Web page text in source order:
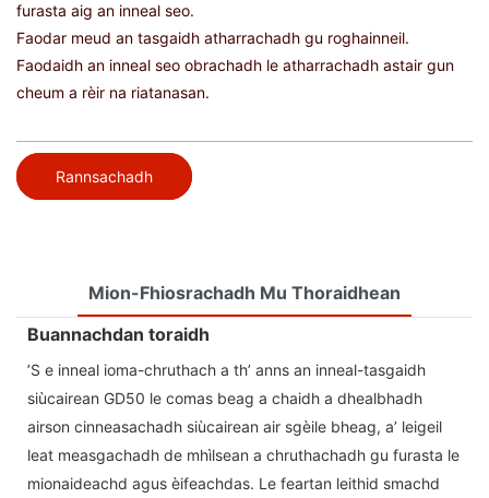
furasta aig an inneal seo.
Faodar meud an tasgaidh atharrachadh gu roghainneil.
Faodaidh an inneal seo obrachadh le atharrachadh astair gun
cheum a rèir na riatanasan.
Rannsachadh
Mion-Fhiosrachadh Mu Thoraidhean
Buannachdan toraidh
’S e inneal ioma-chruthach a th’ anns an inneal-tasgaidh
siùcairean GD50 le comas beag a chaidh a dhealbhadh
airson cinneasachadh siùcairean air sgèile bheag, a’ leigeil
leat measgachadh de mhìlsean a chruthachadh gu furasta le
mionaideachd agus èifeachdas. Le feartan leithid smachd